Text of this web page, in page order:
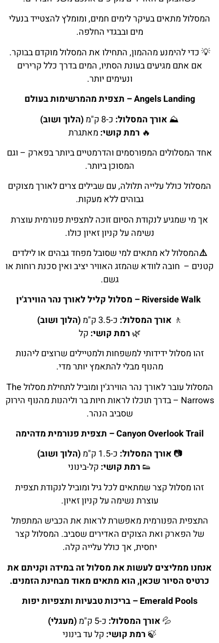
המסלול מתאים בעיקר לימים חמים, ומומלץ להצטייד בנעלי
מים ובבגדי החלפה.
💡 כדי להימנע מההמון, התחילו את המסלול מוקדם בבוקר.
אם אתם מגיעים בעונת הסתיו, המים בדרך כלל קרירים
ונעימים יותר.
Angels Landing – תצפית מהמרשימות בעולם
⛰️אורך המסלול: כ-8 ק"מ
(הלוך ושוב)
🔥 רמת קושי: מאתגרת
אחד המסלולים המפורסמים והדרמטיים ביותר בפארק – וגם
המסוכן ביותר.
המסלול כולל עלייה תלולה, עם שבילים צרים לאורך מצוקים
גבוהים ללא מעקות.
אך מי שמגיע לנקודת הסיום זוכה לתצפית פנורמית עוצרת
נשימה על קניון זאיון כולו.
⚠️המסלול לא מתאים למי שסובל מפחד גבהים או לילדים
קטנים – חובה לוודא שהמזג האוויר יציב ואין סכנת רוחות או
גשם.
🚶אורך המסלול: כ-3.5 ק"מ
(הלוך ושוב)
🌿 רמת קושי: קל
זהו מסלול ידידותי למשפחות ולמטיילים שרוצים ליהנות
מהנוף מבלי להתאמץ יותר מדי.
המסלול עובר לאורך נהר הווירג'ין ומוביל לתחילת מסלול The
Narrows – בדרך תוכלו לראות חיות בר וליהנות מהנוף הירוק
שסביב הנהר.
Canyon Overlook Trail – תצפית פנורמית מדהימה
📷אורך המסלול: כ-1.5 ק"מ
(הלוך ושוב)
👟 רמת קושי: קל-בינוני
זהו מסלול קצר שמתאים לכל גיל ומוביל לנקודת תצפית
עוצרת נשימה על קניון זאיון.
התצפית הפנורמית מאפשרת לראות את הכביש המתפתל
של הפארק ואת הצוקים האדירים שסביב. המסלול קצר
יחסית, אך כולל עלייה קלה.
אנחנו ממליצים לעשות את מסלול זה במידה וקניתם את
כרטיס הסיור שכאן, הוא מתאים מאוד מבחינת הזמנים.
Emerald Pools – בריכות טבעיות ותצפיות יפות
💦אורך המסלול: כ-5 ק"מ
(מעגלי)
🍃 רמת קושי: קל עד בינוני